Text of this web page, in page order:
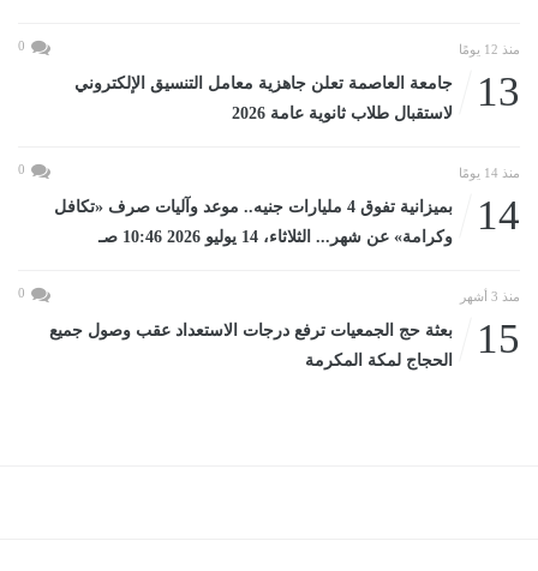
منذ 12 يومًا 0
13
جامعة العاصمة تعلن جاهزية معامل التنسيق الإلكتروني
لاستقبال طلاب ثانوية عامة 2026
منذ 14 يومًا 0
14
بميزانية تفوق 4 مليارات جنيه.. موعد وآليات صرف «تكافل
وكرامة» عن شهر... الثلاثاء، 14 يوليو 2026 10:46 صـ
منذ 3 أشهر 0
15
بعثة حج الجمعيات ترفع درجات الاستعداد عقب وصول جميع
الحجاج لمكة المكرمة